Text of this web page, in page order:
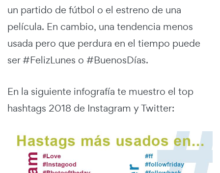
un partido de fútbol o el estreno de una
película. En cambio, una tendencia menos
usada pero que perdura en el tiempo puede
ser #FelizLunes o #BuenosDías.
En la siguiente infografía te muestro el top
hashtags 2018 de Instagram y Twitter: